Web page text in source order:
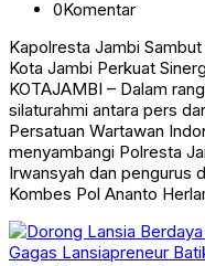
Kota Jambi Perkuat
KOTAJAMBI – Dalam
silaturahmi antara pers
Persatuan Wartawan
menyambangi Polresta
Irwansyah dan pengurus
Kombes Pol Ananto
Berita Daerah Jambi